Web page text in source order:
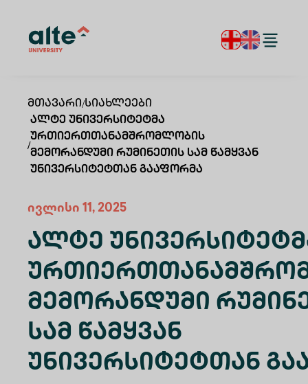
Მთავარი/Სიახლეები
/
Ალტე Უნივერსიტეტმა
Ურთიერთთანამშრომლობის
Მემორანდუმი Რუმინეთის Სამ Წამყვან
Უნივერსიტეტთან Გააფორმა
ივლისი 11, 2025
Ალტე
Მემორანდუმი
Სამ Წამყვან
Უნივერსიტეტთან